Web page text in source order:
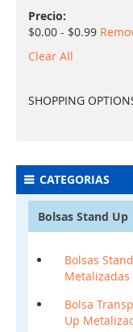
Precio
$0.00 - $0.99
Clear All
SHOPPING
CATEGORIAS
Bolsas Stand Up
Bolsas
Metalizadas
Bolsa
Up